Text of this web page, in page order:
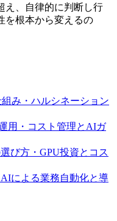
え、自律的に判断し行
を根本から変えるの
み・ハルシネーション
用・コスト管理とAIガ
び方・GPU投資とコス
による業務自動化と導